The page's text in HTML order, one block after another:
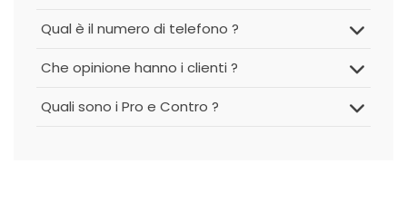
Qual è il numero di telefono ?
Che opinione hanno i clienti ?
Quali sono i Pro e Contro ?